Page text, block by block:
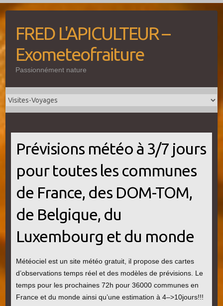
to
contentFRED L'APICULTEUR –
Exometeofraiture
Passionnément nature
Prévisions météo à 3/7 jours
pour toutes les communes
de France, des DOM-TOM,
de Belgique, du
Luxembourg et du monde
Météociel est un site météo gratuit, il propose des cartes
d’observations temps réel et des modèles de prévisions. Le
temps pour les prochaines 72h pour 36000 communes en
France et du monde ainsi qu’une estimation à 4–>10jours!!!